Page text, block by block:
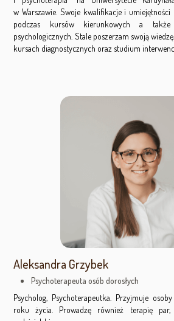
w Warszawie. Swoje kwalifikacje i umiejętności
podczas kursów kierunkowych a
psychologicznych. Stale poszerzam swoją
kursach diagnostycznych oraz studium
Aleksandra Grzybek
Psychoterapeuta osób dorosłych
Psycholog, Psychoterapeutka. Przyjmuje
roku życia. Prowadzę również terapię